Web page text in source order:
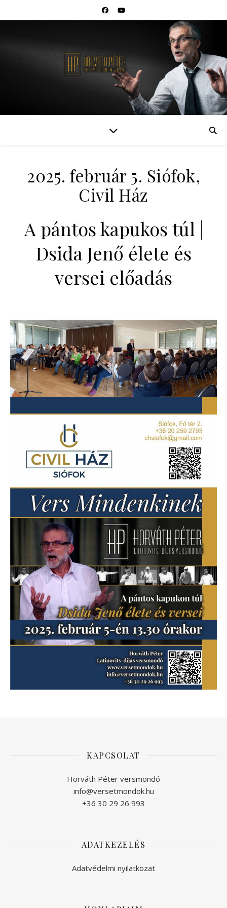
2025. február 5. Siófok,
Civil Ház
A pántos kapukos túl |
Dsida Jenő élete és
versei előadás
KAPCSOLAT
Horváth Péter versmondó
info@versetmondok.hu
+36 30 29 26 993
ADATKEZELÉS
Adatvédelmi nyilatkozat